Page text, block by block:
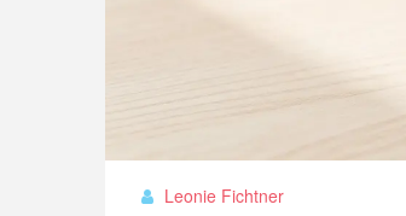
Leonie Fichtner